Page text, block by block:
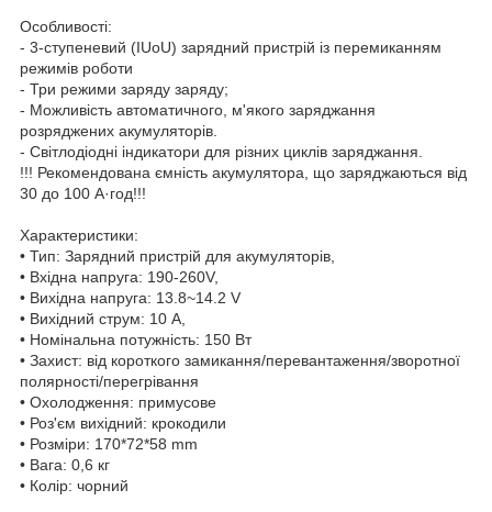
Особливості:
- 3-ступеневий (IUoU) зарядний пристрій із перемиканням
режимів роботи
- Три режими заряду заряду;
- Можливість автоматичного, м'якого заряджання
розряджених акумуляторів.
- Світлодіодні індикатори для різних циклів заряджання.
!!! Рекомендована ємність акумулятора, що заряджаються від
30 до 100 А·год!!!
Характеристики:
• Тип: Зарядний пристрій для акумуляторів,
• Вхідна напруга: 190-260V,
• Вихідна напруга: 13.8~14.2 V
• Вихідний струм: 10 А,
• Номінальна потужність: 150 Вт
• Захист: від короткого замикання/перевантаження/зворотної
полярності/перегрівання
• Охолодження: примусове
• Роз'єм вихідний: крокодили
• Розміри: 170*72*58 mm
• Вага: 0,6 кг
• Колір: чорний